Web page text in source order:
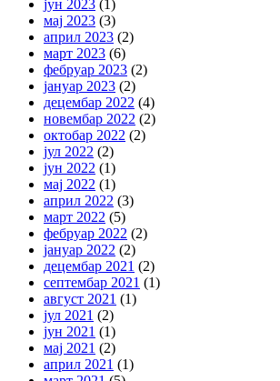
јун 2023 (1)
мај 2023 (3)
април 2023 (2)
март 2023 (6)
фебруар 2023 (2)
јануар 2023 (2)
децембар 2022 (4)
новембар 2022 (2)
октобар 2022 (2)
јул 2022 (2)
јун 2022 (1)
мај 2022 (1)
април 2022 (3)
март 2022 (5)
фебруар 2022 (2)
јануар 2022 (2)
децембар 2021 (2)
септембар 2021 (1)
август 2021 (1)
јул 2021 (2)
јун 2021 (1)
мај 2021 (2)
април 2021 (1)